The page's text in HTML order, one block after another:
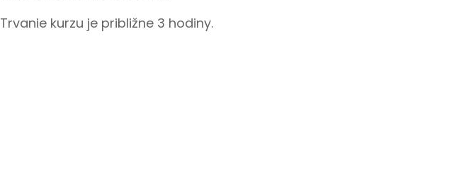
Trvanie kurzu je približne 3 hodiny.